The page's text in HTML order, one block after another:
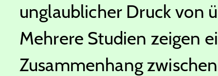
unglaublicher Druck von
Mehrere Studien zeigen
Zusammenhang